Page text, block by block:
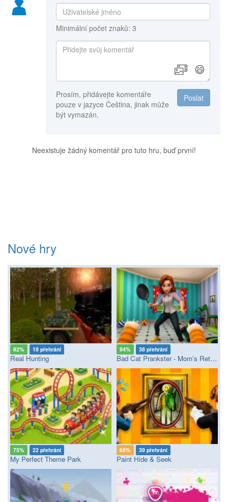
Minimální počet znaků: 3
😄
Poslat
Prosím, přidávejte komentáře
pouze v jazyce Čeština, jinak může
být vymazán.
Neexistuje žádný komentář pro tuto hru, buď první!
Nové hry
82% 18 přehrání
Real Hunting
94% 38 přehrání
Bad Cat Prankster - Mom’s Return
75% 22 přehrání
My Perfect Theme Park
68% 39 přehrání
Paint Hide & Seek